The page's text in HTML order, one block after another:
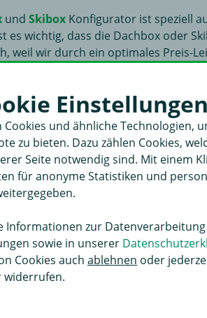
undSkibox Konfigurator ist speziell
es wichtig, dass die Dachbox oder
weil wir durch ein optimales Preis-
Ziel ist es, Ihnen die passende
ob mit Werkstatterfahrung oder
25.000 Fahrzeugtypen ist es wichtig,
wird. Dafür wurde dieser
auswählen.
Einstellungen
Cookies und ähnliche Technologien,
zu bieten. Dazu zählen Cookies,
Seite notwendig sind. Mit einem
für anonyme Statistiken und
Informationen zur
sowie in unserer
Cookies auch ablehnen oder
widerrufen.